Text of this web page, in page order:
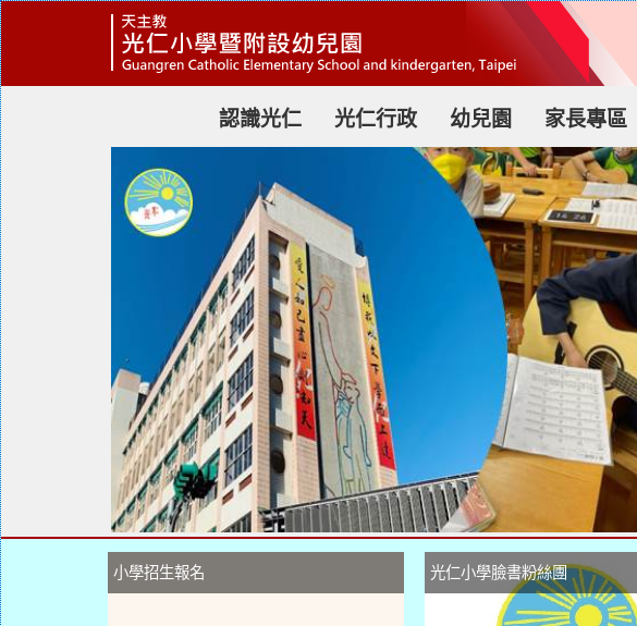
認識光仁 光仁行政 幼兒園 家長專區
小學招生報名 光仁小學臉書粉絲團